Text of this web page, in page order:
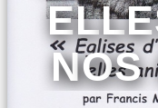
NOS